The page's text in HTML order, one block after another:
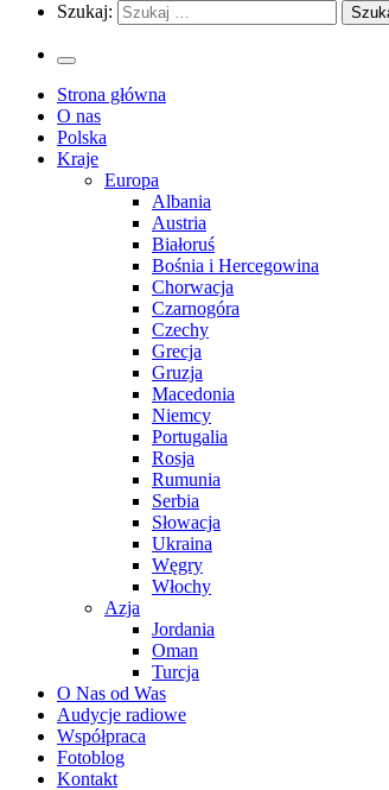
Szukaj:
Strona główna
O nas
Polska
Kraje
Europa
Albania
Austria
Białoruś
Bośnia i Hercegowina
Chorwacja
Czarnogóra
Czechy
Grecja
Gruzja
Macedonia
Niemcy
Portugalia
Rosja
Rumunia
Serbia
Słowacja
Ukraina
Węgry
Włochy
Azja
Jordania
Oman
Turcja
O Nas od Was
Audycje radiowe
Współpraca
Fotoblog
Kontakt